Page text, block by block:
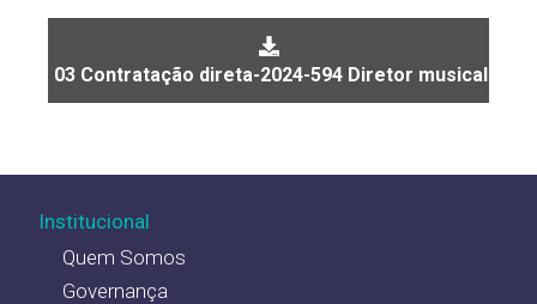
03 Contratação direta-2024-594 Diretor musical
Institucional
Quem Somos
Governança